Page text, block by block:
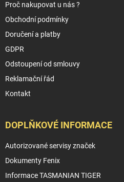
Proč nakupovat u nás ?
Obchodní podmínky
Doručení a platby
GDPR
Odstoupení od smlouvy
Reklamační řád
Kontakt
DOPLŇKOVÉ INFORMACE
Autorizované servisy značek
Dokumenty Fenix
Informace TASMANIAN TIGER